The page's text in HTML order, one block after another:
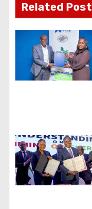
l
’
r
c
l
e
Related Post